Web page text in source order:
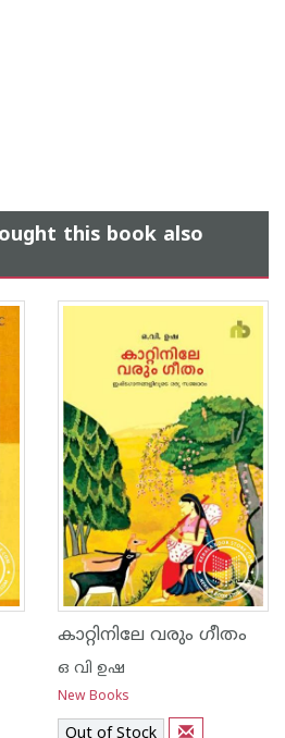
this book also
കാറ്റിനിലേ വരും ഗീതം
ഒ വി ഉഷ
New Books
Out of Stock